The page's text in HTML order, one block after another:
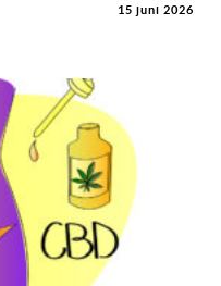
15 juni 2026